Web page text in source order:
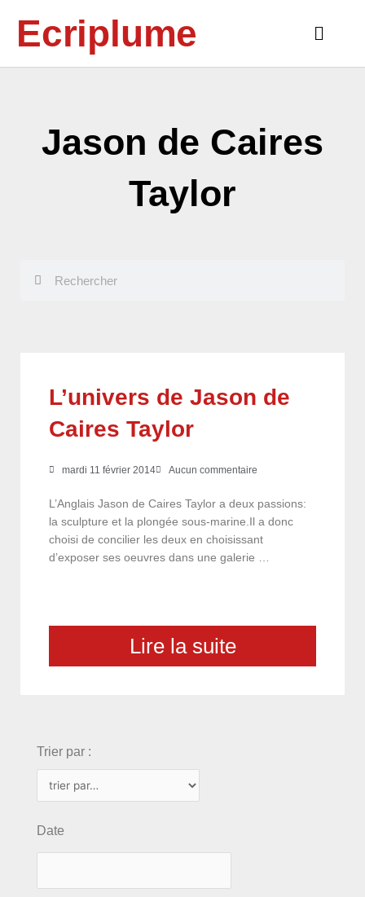
contenuEcriplume
Main
Jason de Caires
Taylor
L’univers de Jason de
Caires Taylor
mardi 11 février 2014 Aucun commentaire
L’Anglais Jason de Caires Taylor a deux passions:
la sculpture et la plongée sous-marine.Il a donc
choisi de concilier les deux en choisissant
d’exposer ses oeuvres dans une galerie …
Lire la suite
Trier par :
Date